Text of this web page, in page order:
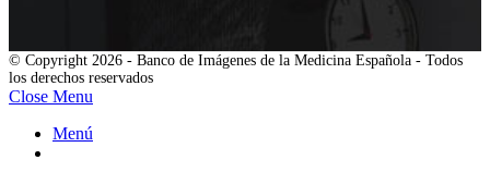
© Copyright 2026 - Banco de Imágenes de la Medicina Española - Todos
los derechos reservados
Close Menu
Menú